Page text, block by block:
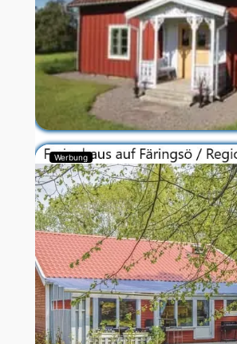
Werbung